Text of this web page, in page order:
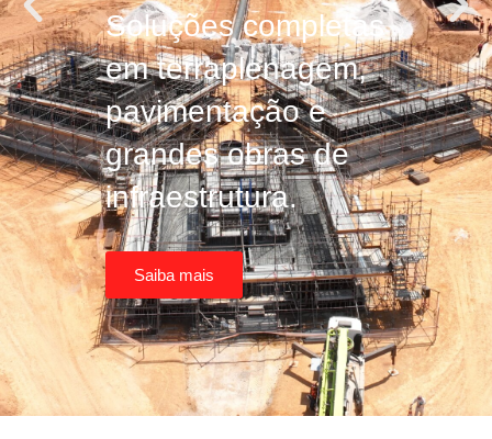
Soluções completas
em terraplenagem,
pavimentação e
grandes obras de
infraestrutura.
Saiba mais